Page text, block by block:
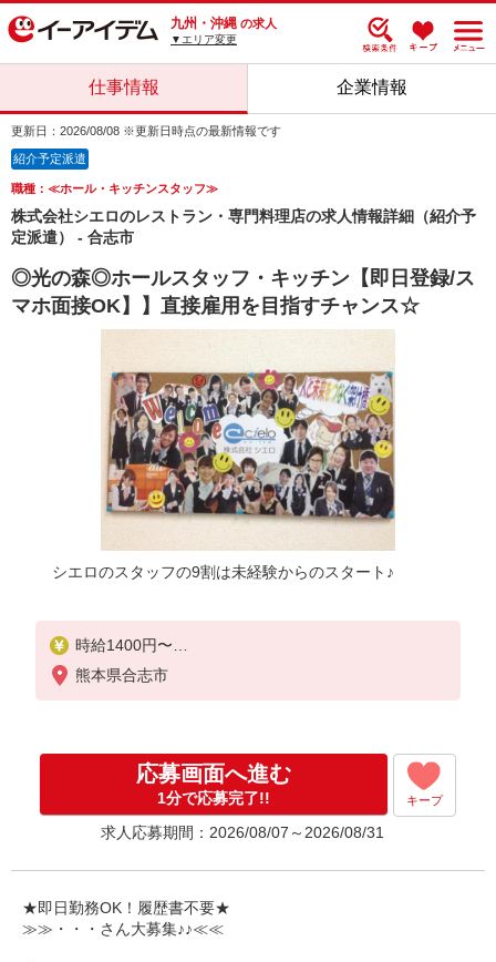
九州・沖縄 の求人
▼エリア変更
仕事情報 企業情報
更新日：2026/08/08 ※更新日時点の最新情報です
紹介予定派遣
職種：≪ホール・キッチンスタッフ≫
株式会社シエロのレストラン・専門料理店の求人情報詳細（紹介予
定派遣） - 合志市
◎光の森◎ホールスタッフ・キッチン【即日登録/ス
マホ面接OK】】直接雇用を目指すチャンス☆
シエロのスタッフの9割は未経験からのスタート♪
時給1400円〜
※残業代支給
★交通費別途支給（規定あり）
入社祝い金10万円支給(規定有)
お友達を紹介頂くと,
インセンティブ支給(規定有)
゜・。○。・゜+゜・。○。・゜+゜
熊本県合志市
応募画面へ進む
1分で応募完了!! キープ
求人応募期間：2026/08/07～2026/08/31
★即日勤務OK！履歴書不要★
≫≫・・・さん大募集♪♪≪≪